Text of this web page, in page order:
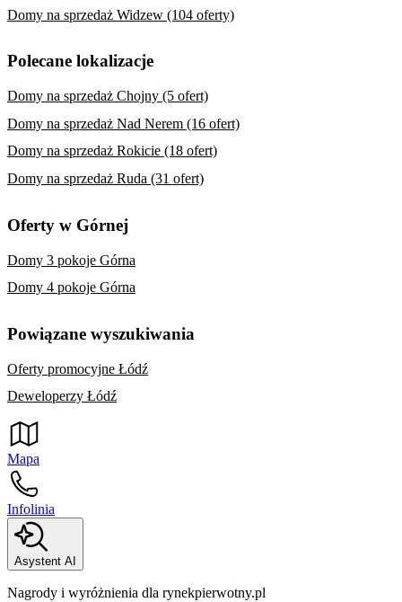
Domy na sprzedaż Widzew (104 oferty)
Polecane lokalizacje
Domy na sprzedaż Chojny (5 ofert)
Domy na sprzedaż Nad Nerem (16 ofert)
Domy na sprzedaż Rokicie (18 ofert)
Domy na sprzedaż Ruda (31 ofert)
Oferty w Górnej
Domy 3 pokoje Górna
Domy 4 pokoje Górna
Powiązane wyszukiwania
Oferty promocyjne Łódź
Deweloperzy Łódź
Mapa
Infolinia
Asystent AI
Nagrody i wyróżnienia dla rynekpierwotny.pl